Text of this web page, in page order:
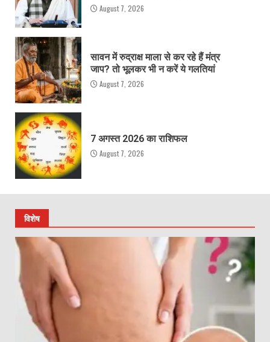
August 7, 2026
सावन में रुद्राक्ष माला से कर रहे हैं मंत्र
जाप? तो भूलकर भी न करें ये गलतियां
August 7, 2026
7 अगस्त 2026 का राशिफल
August 7, 2026
विशेष